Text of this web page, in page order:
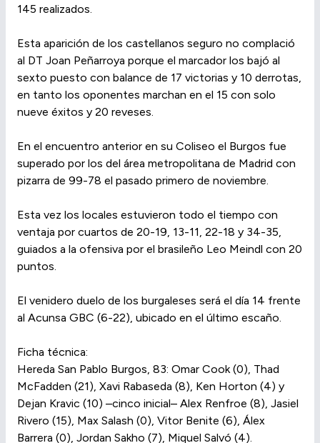
145 realizados.
Esta aparición de los castellanos seguro no complació
al DT Joan Peñarroya porque el marcador los bajó al
sexto puesto con balance de 17 victorias y 10 derrotas,
en tanto los oponentes marchan en el 15 con solo
nueve éxitos y 20 reveses.
En el encuentro anterior en su Coliseo el Burgos fue
superado por los del área metropolitana de Madrid con
pizarra de 99-78 el pasado primero de noviembre.
Esta vez los locales estuvieron todo el tiempo con
ventaja por cuartos de 20-19, 13-11, 22-18 y 34-35,
guiados a la ofensiva por el brasileño Leo Meindl con 20
puntos.
El venidero duelo de los burgaleses será el día 14 frente
al Acunsa GBC (6-22), ubicado en el último escaño.
Ficha técnica:
Hereda San Pablo Burgos, 83: Omar Cook (0), Thad
McFadden (21), Xavi Rabaseda (8), Ken Horton (4) y
Dejan Kravic (10) –cinco inicial– Alex Renfroe (8), Jasiel
Rivero (15), Max Salash (0), Vitor Benite (6), Álex
Barrera (0), Jordan Sakho (7), Miquel Salvó (4).